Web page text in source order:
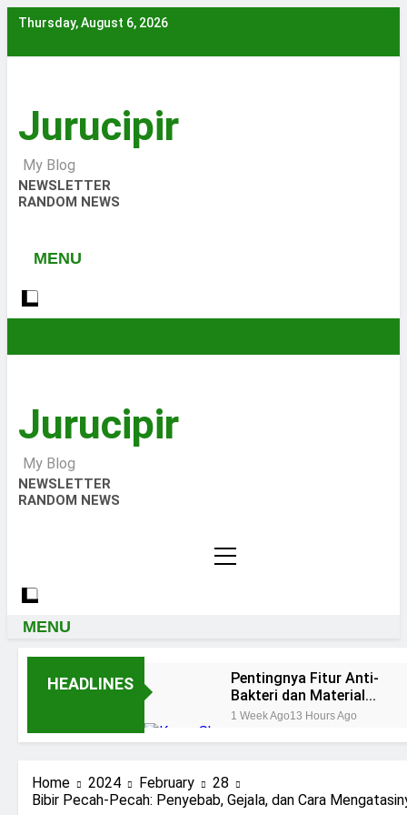
Skip
Thursday, August 6, 2026
Jurucipir
My Blog
NEWSLETTER
RANDOM NEWS
MENU
Jurucipir
My Blog
NEWSLETTER
RANDOM NEWS
MENU
HEADLINES
Pentingnya Fitur Anti-
Bakteri dan Material
Aman pada Kran Cuci
1 Week Ago13 Hours Ago
Mount Bath
Ingin Tampil Mewah? Intip 5 Model
Kran Air Premium untuk Rumah
Home 2024 February
28
Bibir Pecah-Pecah: Penyebab, Gejala, dan Cara